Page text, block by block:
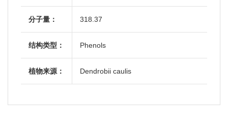
分子量： 318.37
结构类型： Phenols
植物来源： Dendrobii caulis